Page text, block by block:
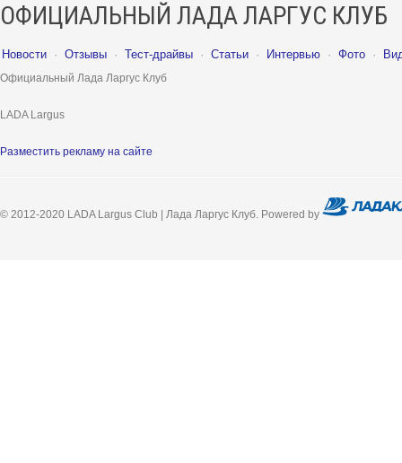
ОФИЦИАЛЬНЫЙ ЛАДА ЛАРГУС КЛУБ
Новости · Отзывы · Тест-драйвы · Статьи · Интервью · Фото ·
Официальный Лада Ларгус Клуб
LADA Largus
Разместить рекламу на сайте
© 2012-2020 LADA Largus Club | Лада Ларгус Клуб. Powered by